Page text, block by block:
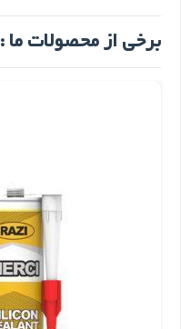
برخی از محصولات ما :